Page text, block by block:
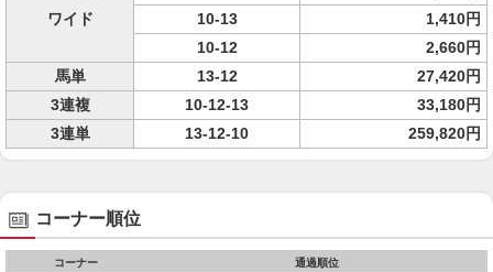
ワイド
10-13
1,410円
10-12
2,660円
馬単
13-12
27,420円
3連複
10-12-13
33,180円
3連単
13-12-10 259,820円
コーナー順位
コーナー 通過順位